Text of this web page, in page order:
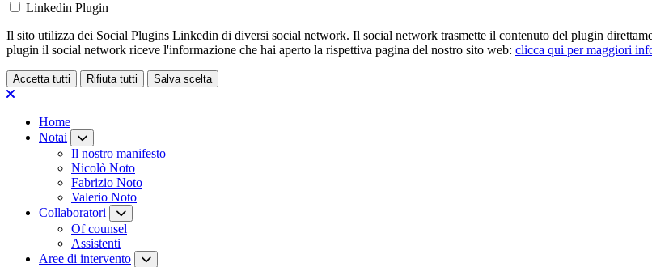
Linkedin Plugin
Il sito utilizza dei Social Plugins Linkedin di diversi social network. Il social network trasmette il contenuto del plugin
plugin il social network riceve l'informazione che hai aperto la rispettiva pagina del nostro sito web: clicca qui per maggiori
Accetta tutti Rifiuta tutti Salva scelta
Loading...
Home
Notai
Il nostro manifesto
Nicolò Noto
Fabrizio Noto
Valerio Noto
Collaboratori
Of counsel
Assistenti
Aree di intervento